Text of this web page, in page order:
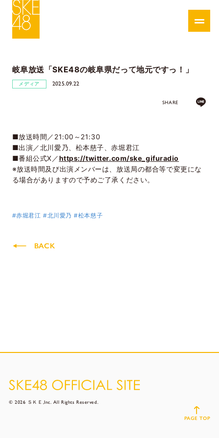
岐阜放送「SKE48の岐阜県だって地元ですっ！」
メディア 2025.09.22
SHARE
■放送時間／21:00～21:30
■出演／北川愛乃、松本慈子、赤堀君江
■番組公式X／https://twitter.com/ske_gifuradio
※放送時間及び出演メンバーは、放送局の都合等で変更にな
る場合がありますので予めご了承ください。
#赤堀君江 #北川愛乃 #松本慈子
BACK
© 2026 ＳＫＥ,Inc. All Rights Reserved.
PAGE TOP